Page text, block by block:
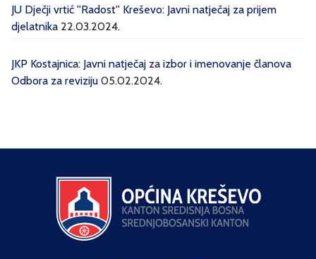
JU Dječji vrtić ''Radost'' Kreševo: Javni natječaj za prijem
djelatnika 22.03.2024.
JKP Kostajnica: Javni natječaj za izbor i imenovanje članova
Odbora za reviziju 05.02.2024.